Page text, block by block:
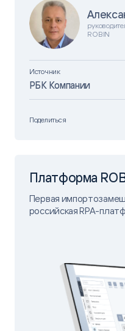
ROBIN
Источник
РБК Компании
Поделиться
Платформа
Первая
российская RPA-